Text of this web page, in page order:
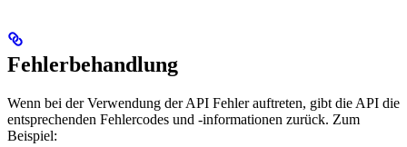
Fehlerbehandlung
Wenn bei der Verwendung der API Fehler auftreten, gibt die API die
entsprechenden Fehlercodes und -informationen zurück. Zum
Beispiel: